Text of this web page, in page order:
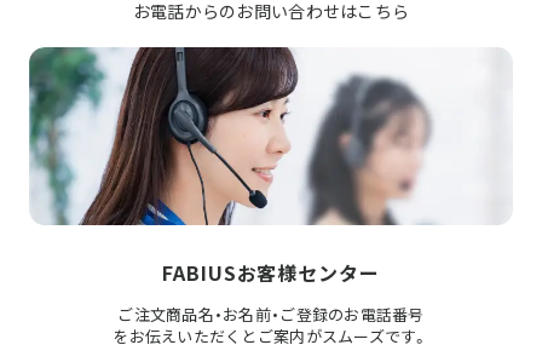
お電話からのお問い合わせはこちら
FABIUSお客様センター
ご注文商品名・お名前・ご登録のお電話番号
をお伝えいただくとご案内がスムーズです。